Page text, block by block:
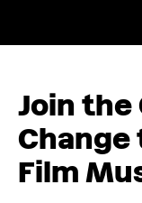
Join the
Change
Film